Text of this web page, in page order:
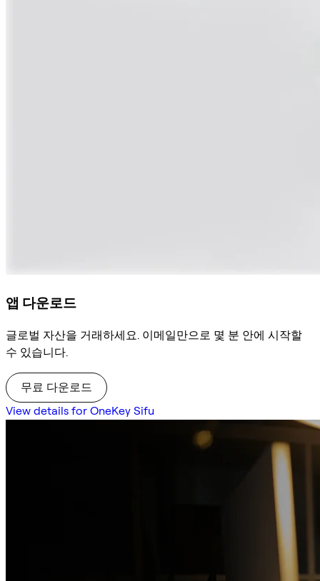
앱 다운로드
글로벌 자산을 거래하세요. 이메일만으로 몇 분 안에 시작할
수 있습니다.
무료 다운로드
View details for OneKey Sifu